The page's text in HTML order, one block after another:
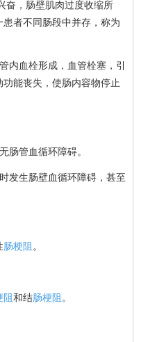
奋，肠壁肌肉过度收缩所
者不同肠段中并存，称为
内血栓形成，血管栓塞，引
能丧失，使肠内容物停止
肠管血循环障碍。
发生肠壁血循环障碍，甚至
肠梗阻 。
阻和结肠梗阻 。